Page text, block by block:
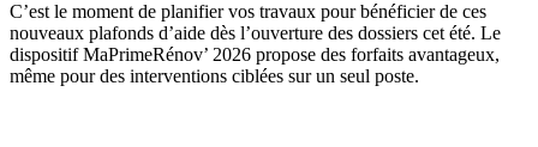
C’est le moment de planifier vos travaux pour bénéficier de ces
nouveaux plafonds d’aide dès l’ouverture des dossiers cet été. Le
dispositif MaPrimeRénov’ 2026 propose des forfaits avantageux,
même pour des interventions ciblées sur un seul poste.